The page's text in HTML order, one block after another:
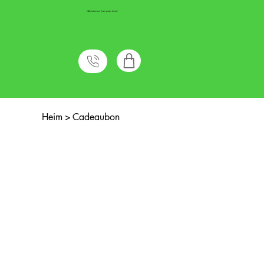
10%Rabatt auf Ihren ersten Termin!
Heim >Cadeaubon